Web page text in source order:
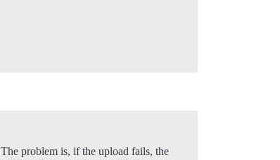
The problem is, if the upload fails, the